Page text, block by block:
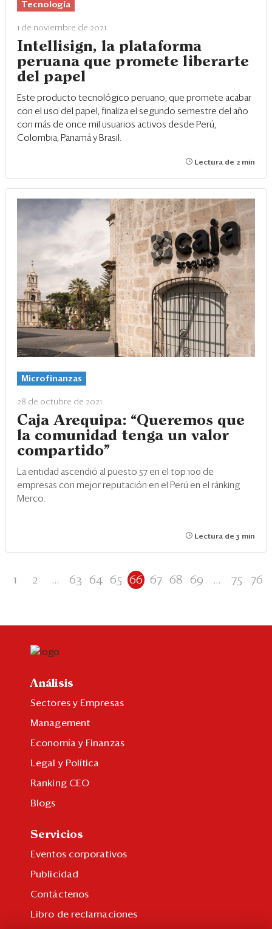
Tecnología
1 de noviembre de 2021
Intellisign, la plataforma
peruana que promete liberarte
del papel
Este producto tecnológico peruano, que promete acabar
con el uso del papel, finaliza el segundo semestre del año
con más de once mil usuarios activos desde Perú,
Colombia, Panamá y Brasil.
Lectura de 2 min
Microfinanzas
28 de octubre de 2021
Caja Arequipa: “Queremos que
la comunidad tenga un valor
compartido”
La entidad ascendió al puesto 57 en el top 100 de
empresas con mejor reputación en el Perú en el ránking
Merco.
Lectura de 3 min
1 2 ... 63 64 65 66 67 68 69 ... 75 76
Análisis
Sectores y Empresas
Management
Economía y Finanzas
Legal y Política
Ranking CEO
Blogs
Servicios
Eventos corporativos
Publicidad
Contáctenos
Libro de reclamaciones